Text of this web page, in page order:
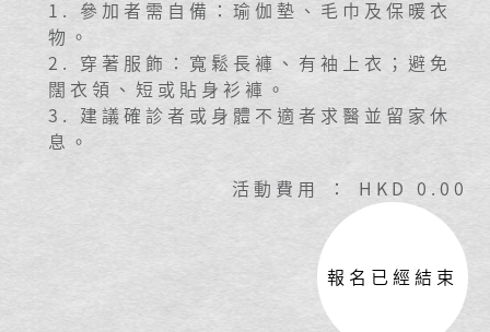
1. 參加者需自備：瑜伽墊、毛巾及保暖衣
物。
2. 穿著服飾：寬鬆長褲、有袖上衣；避免
闊衣領、短或貼身衫褲 。
3. 建議確診者或身體不適者求醫並留家休
息。
活動費用 ： HKD 0.00
報名已經結束